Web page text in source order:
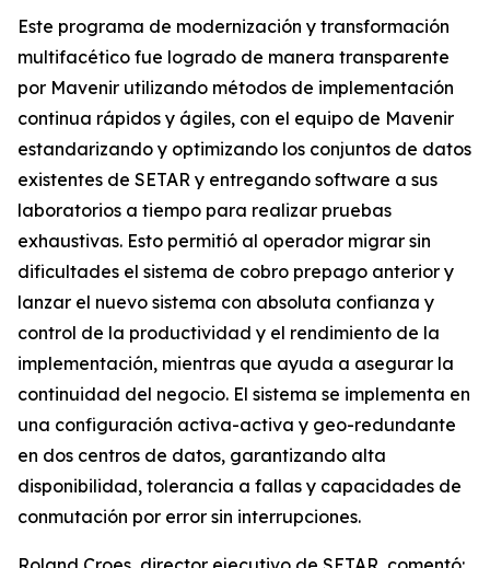
Este programa de modernización y transformación
multifacético fue logrado de manera transparente
por Mavenir utilizando métodos de implementación
continua rápidos y ágiles, con el equipo de Mavenir
estandarizando y optimizando los conjuntos de datos
existentes de SETAR y entregando software a sus
laboratorios a tiempo para realizar pruebas
exhaustivas. Esto permitió al operador migrar sin
dificultades el sistema de cobro prepago anterior y
lanzar el nuevo sistema con absoluta confianza y
control de la productividad y el rendimiento de la
implementación, mientras que ayuda a asegurar la
continuidad del negocio. El sistema se implementa en
una configuración activa-activa y geo-redundante
en dos centros de datos, garantizando alta
disponibilidad, tolerancia a fallas y capacidades de
conmutación por error sin interrupciones.